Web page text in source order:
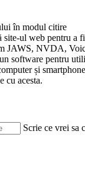
în modul citire
site-ul web pentru a
JAWS, NVDA,
software pentru
și
cu acesta.
Scrie ce vrei sa